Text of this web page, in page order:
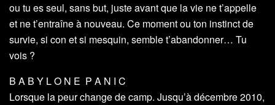
ou tu es seul, sans but, juste avant que la vie ne t’appelle
et ne t’entraîne à nouveau. Ce moment ou ton instinct de
survie, si con et si mesquin, semble t’abandonner… Tu
vois ?
B A B Y L O N E P A N I C
Lorsque la peur change de camp. Jusqu’à décembre 2010,